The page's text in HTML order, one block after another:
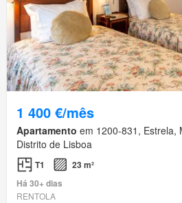
1 400 €/mês
Apartamento em 1200-831, Estrela,
Distrito de Lisboa
T1
23 m²
Há 30+ dias
RENTOLA